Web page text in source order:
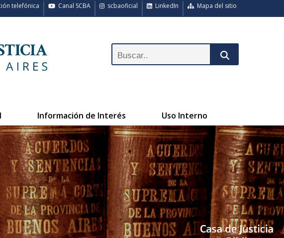
Mapa del sitio
LinkedIn
scbaoficial
Canal SCBA
telefónica
Información de Interés Uso Interno